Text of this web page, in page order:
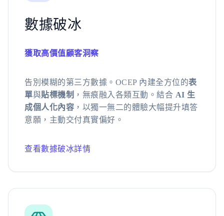
數據破冰
獲取高價值顧客洞察
告別模糊的第三方數據。OCEP 內建全方位的表
單與貼標機制 ，無痕融入各類互動。結合 AI 生
成個人化內容 ，以獨一無二的體驗大幅提升填答
意願，主動交付真實偏好。
查看數據破冰詳情